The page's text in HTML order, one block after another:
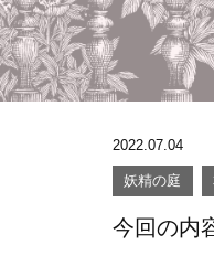
2022.07.04
妖精の庭
今回の内